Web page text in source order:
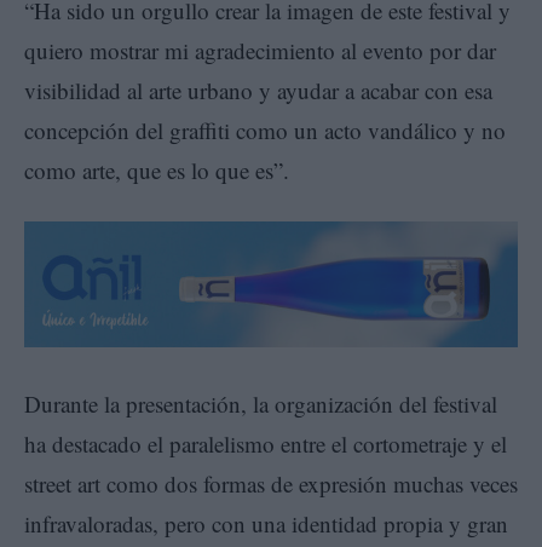
“Ha sido un orgullo crear la imagen de este festival y
quiero mostrar mi agradecimiento al evento por dar
visibilidad al arte urbano y ayudar a acabar con esa
concepción del graffiti como un acto vandálico y no
como arte, que es lo que es”.
Durante la presentación, la organización del festival
ha destacado el paralelismo entre el cortometraje y el
street art como dos formas de expresión muchas veces
infravaloradas, pero con una identidad propia y gran